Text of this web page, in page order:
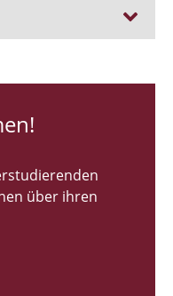
über ihren